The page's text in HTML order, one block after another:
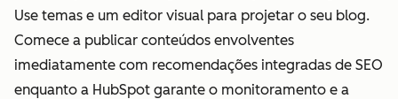
Use temas e um editor visual para projetar o seu blog.
Comece a publicar conteúdos envolventes
imediatamente com recomendações integradas de SEO
enquanto a HubSpot garante o monitoramento e a